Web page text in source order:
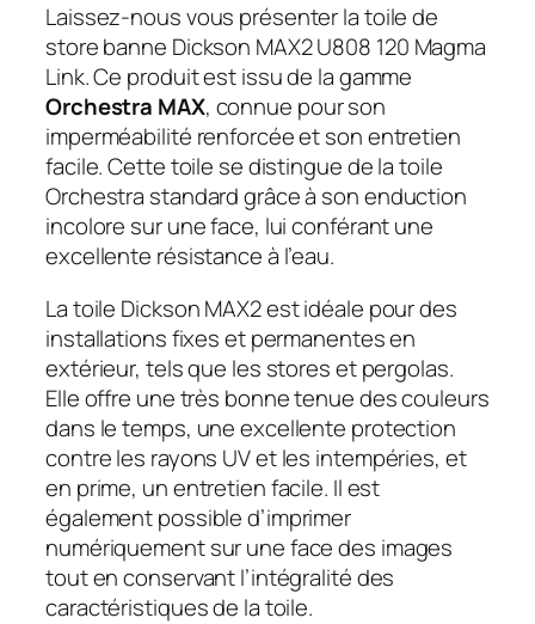
Laissez-nous vous présenter la toile de
store banne Dickson MAX2 U808 120 Magma
Link. Ce produit est issu de la gamme
Orchestra MAX, connue pour son
imperméabilité renforcée et son entretien
facile. Cette toile se distingue de la toile
Orchestra standard grâce à son enduction
incolore sur une face, lui conférant une
excellente résistance à l’eau.
La toile Dickson MAX2 est idéale pour des
installations fixes et permanentes en
extérieur, tels que les stores et pergolas.
Elle offre une très bonne tenue des couleurs
dans le temps, une excellente protection
contre les rayons UV et les intempéries, et
en prime, un entretien facile. Il est
également possible d’imprimer
numériquement sur une face des images
tout en conservant l’intégralité des
caractéristiques de la toile.